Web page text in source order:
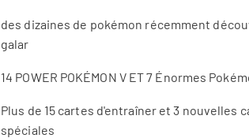
des dizaines de pokémon récemment
galar
14 POWER POKÉMON V ET 7 Énormes
Plus de 15 cartes d'entraîner et 3 nouvelles
spéciales